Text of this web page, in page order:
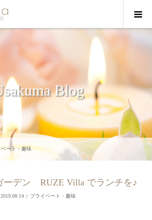
Blog
ベート・趣味
ーデン RUZE Villa でランチを♪
2019.08.14 プライベート・趣味